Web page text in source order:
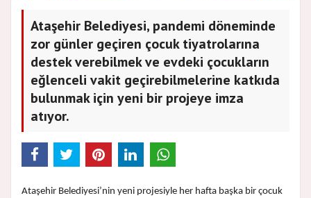
Ataşehir Belediyesi, pandemi döneminde
zor günler geçiren çocuk tiyatrolarına
destek verebilmek ve evdeki çocukların
eğlenceli vakit geçirebilmelerine katkıda
bulunmak için yeni bir projeye imza
atıyor.
Ataşehir Belediyesi’nin yeni projesiyle her hafta başka bir çocuk